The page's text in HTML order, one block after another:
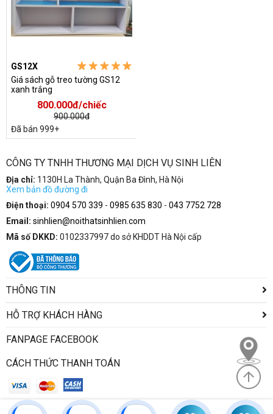
GS12X
Giá sách gỗ treo tường GS12
xanh trắng
800.000đ/chiếc
900.000đ
Đã bán 999+
CÔNG TY TNHH THƯƠNG MẠI DỊCH VỤ SINH LIÊN
Địa chỉ: 1130H La Thành, Quận Ba Đình, Hà Nội
Xem bản đồ đường đi
Điện thoại: 0904 570 339 - 0985 635 830 - 043 7752 728
Email: sinhlien@noithatsinhlien.com
Mã số DKKD: 0102337997 do sở KHDDT Hà Nội cấp
THÔNG TIN
HỖ TRỢ KHÁCH HÀNG
FANPAGE FACEBOOK
CÁCH THỨC THANH TOÁN